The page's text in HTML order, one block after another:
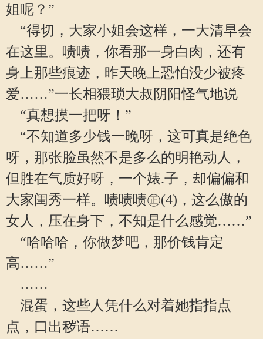
姐呢？”
“得切，大家小姐会这样，一大清早会
在这里。啧啧，你看那一身白肉，还有
身上那些痕迹，昨天晚上恐怕没少被疼
爱……”一长相猥琐大叔阴阳怪气地说
“真想摸一把呀！”
“不知道多少钱一晚呀，这可真是绝色
呀，那张脸虽然不是多么的明艳动人，
但胜在气质好呀，一个婊.子，却偏偏和
大家闺秀一样。啧啧啧㊣(4)，这么傲的
女人，压在身下，不知是什么感觉……”
“哈哈哈，你做梦吧，那价钱肯定
高……”
……
混蛋，这些人凭什么对着她指指点
点，口出秽语……